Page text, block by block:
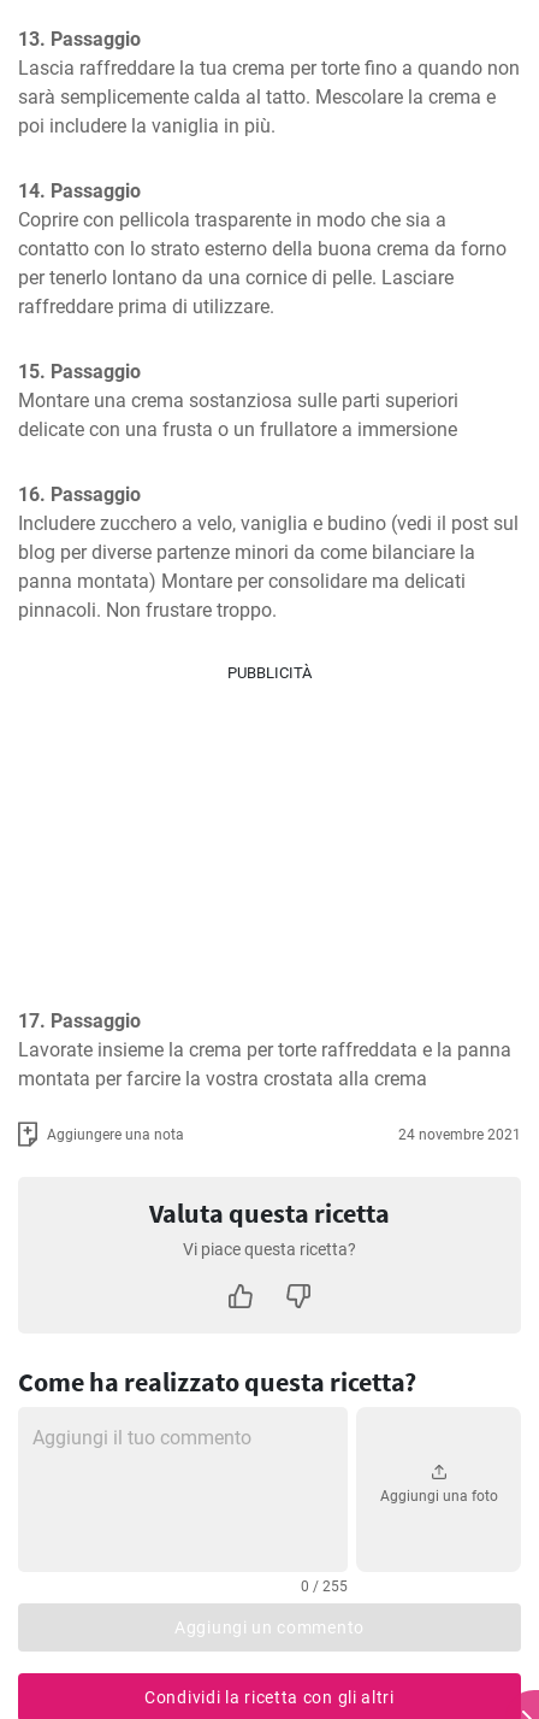
13. Passaggio
Lascia raffreddare la tua crema per torte fino a quando non
sarà semplicemente calda al tatto. Mescolare la crema e
poi includere la vaniglia in più.
14. Passaggio
Coprire con pellicola trasparente in modo che sia a
contatto con lo strato esterno della buona crema da forno
per tenerlo lontano da una cornice di pelle. Lasciare
raffreddare prima di utilizzare.
15. Passaggio
Montare una crema sostanziosa sulle parti superiori
delicate con una frusta o un frullatore a immersione
16. Passaggio
Includere zucchero a velo, vaniglia e budino (vedi il post sul
blog per diverse partenze minori da come bilanciare la
panna montata) Montare per consolidare ma delicati
pinnacoli. Non frustare troppo.
PUBBLICITÀ
17. Passaggio
Lavorate insieme la crema per torte raffreddata e la panna
montata per farcire la vostra crostata alla crema
Aggiungere una nota 24 novembre 2021
Valuta questa ricetta
Vi piace questa ricetta?
Come ha realizzato questa ricetta?
0 / 255
Aggiungi una foto
Aggiungi un commento
Condividi la ricetta con gli altri